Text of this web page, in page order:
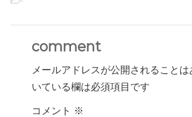
comment
メールアドレスが公開されることは
いている欄は必須項目です
コメント ※